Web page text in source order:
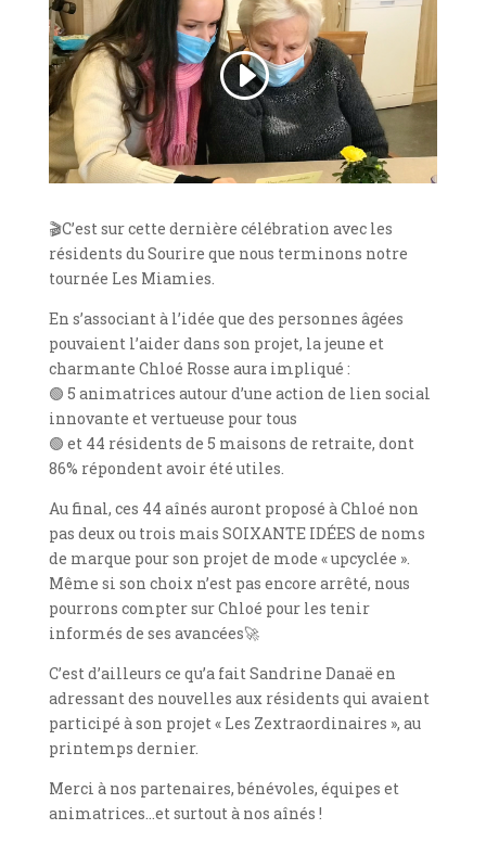
🎬C’est sur cette dernière célébration avec les
résidents du Sourire que nous terminons notre
tournée Les Miamies.
En s’associant à l’idée que des personnes âgées
pouvaient l’aider dans son projet, la jeune et
charmante Chloé Rosse aura impliqué :
🟢 5 animatrices autour d’une action de lien social
innovante et vertueuse pour tous
🟢 et 44 résidents de 5 maisons de retraite, dont
86% répondent avoir été utiles.
Au final, ces 44 aînés auront proposé à Chloé non
pas deux ou trois mais SOIXANTE IDÉES de noms
de marque pour son projet de mode « upcyclée ».
Même si son choix n’est pas encore arrêté, nous
pourrons compter sur Chloé pour les tenir
informés de ses avancées🚀
C’est d’ailleurs ce qu’a fait Sandrine Danaë en
adressant des nouvelles aux résidents qui avaient
participé à son projet « Les Zextraordinaires », au
printemps dernier.
Merci à nos partenaires, bénévoles, équipes et
animatrices…et surtout à nos aînés !